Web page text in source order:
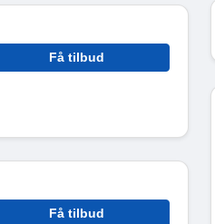
Få tilbud
Få tilbud